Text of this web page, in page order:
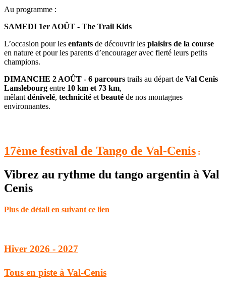
Au programme :
SAMEDI 1er AOÛT - The Trail Kids
L’occasion pour les enfants de découvrir les plaisirs de la course
en nature et pour les parents d’encourager avec fierté leurs petits
champions.
DIMANCHE 2 AOÛT - 6 parcours trails au départ de Val Cenis
Lanslebourg entre 10 km et 73 km,
mêlant dénivelé, technicité et beauté de nos montagnes
environnantes.
17ème festival de Tango de Val-Cenis :
Vibrez au rythme du tango argentin à Val
Cenis
Plus de détail en suivant ce lien
Hiver 2026 - 2027
Tous en piste à Val-Cenis